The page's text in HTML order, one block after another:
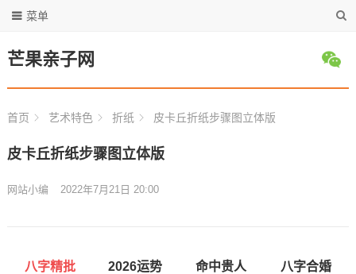
芒果亲子网
菜单
首页 艺术特色 折纸 皮卡丘折纸步骤图立体版
皮卡丘折纸步骤图立体版
网站小编 2022年7月21日 20:00
八字精批 2026运势 命中贵人 八字合婚